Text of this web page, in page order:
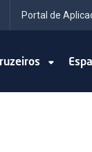
Portal de